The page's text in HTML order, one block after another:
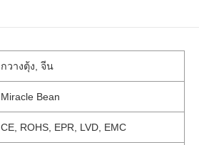
กวางตุ้ง, จีน
Miracle Bean
CE, ROHS, EPR, LVD, EMC